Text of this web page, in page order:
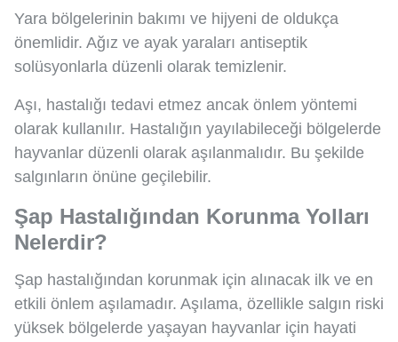
Yara bölgelerinin bakımı ve hijyeni de oldukça
önemlidir. Ağız ve ayak yaraları antiseptik
solüsyonlarla düzenli olarak temizlenir.
Aşı, hastalığı tedavi etmez ancak önlem yöntemi
olarak kullanılır. Hastalığın yayılabileceği bölgelerde
hayvanlar düzenli olarak aşılanmalıdır. Bu şekilde
salgınların önüne geçilebilir.
Şap Hastalığından Korunma Yolları
Nelerdir?
Şap hastalığından korunmak için alınacak ilk ve en
etkili önlem aşılamadır. Aşılama, özellikle salgın riski
yüksek bölgelerde yaşayan hayvanlar için hayati